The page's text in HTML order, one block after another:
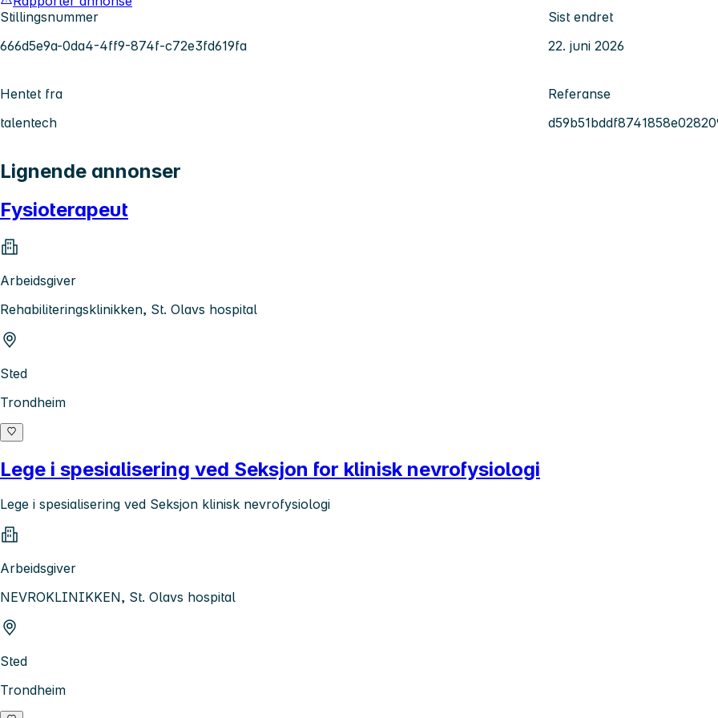
Stillingsnummer
666d5e9a-0da4-4ff9-874f-c72e3fd619fa
Sist endret
22. juni 2026
Hentet fra
talentech
Referanse
Lignende annonser
Fysioterapeut
Arbeidsgiver
Rehabiliteringsklinikken, St. Olavs hospital
Sted
Trondheim
Lege i spesialisering ved Seksjon for klinisk nevrofysiologi
Lege i spesialisering ved Seksjon klinisk nevrofysiologi
Arbeidsgiver
NEVROKLINIKKEN, St. Olavs hospital
Sted
Trondheim